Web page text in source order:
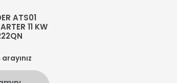
ATS01
11 KW